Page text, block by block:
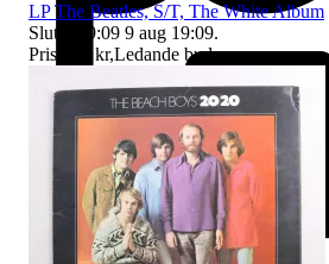
LP The Beatles, S/T, The White Album
Sluttid
19:09 9 aug 19:09.
Pris:
353 kr,Ledande bud.